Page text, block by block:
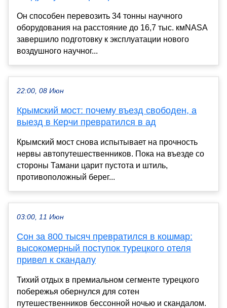
Он способен перевозить 34 тонны научного
оборудования на расстояние до 16,7 тыс. кмNASA
завершило подготовку к эксплуатации нового
воздушного научног...
22:00, 08 Июн
Крымский мост: почему въезд свободен, а
выезд в Керчи превратился в ад
Крымский мост снова испытывает на прочность
нервы автопутешественников. Пока на въезде со
стороны Тамани царит пустота и штиль,
противоположный берег...
03:00, 11 Июн
Сон за 800 тысяч превратился в кошмар:
высокомерный поступок турецкого отеля
привел к скандалу
Тихий отдых в премиальном сегменте турецкого
побережья обернулся для сотен
путешественников бессонной ночью и скандалом.